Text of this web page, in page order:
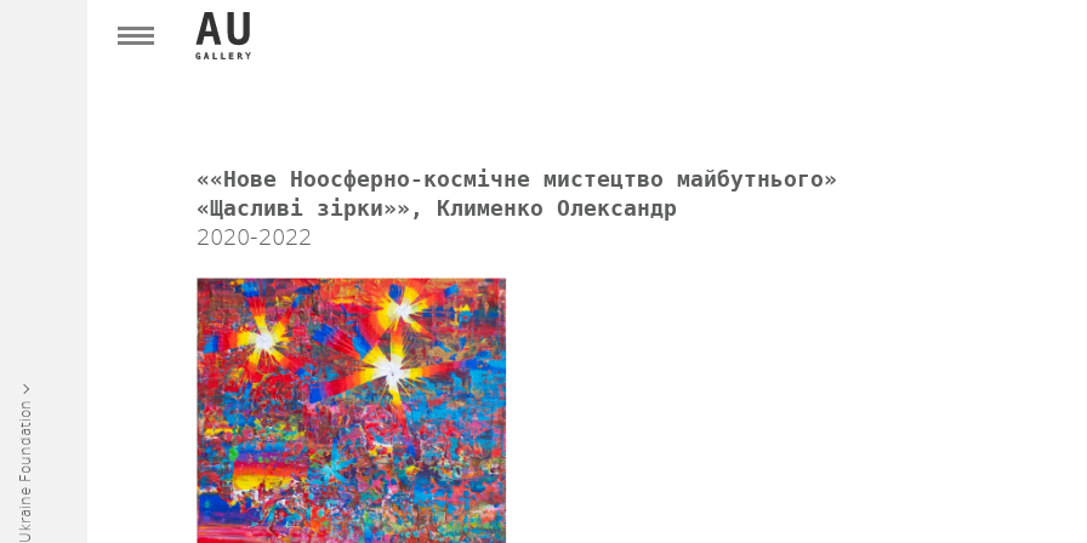
««Нове Ноосферно-космічне мистецтво майбутнього»
«Щасливі зірки»», Клименко Олександр
2020-2022
Art Ukraine Foundation